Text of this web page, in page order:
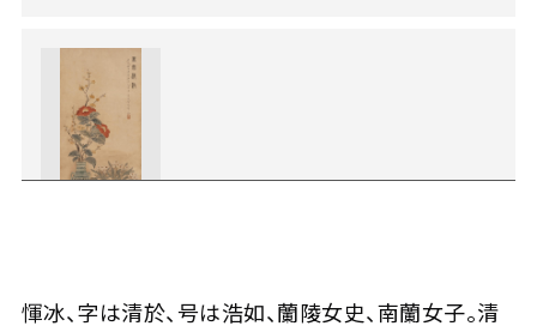
惲冰、字は清於、号は浩如、蘭陵女史、南蘭女子。清
惲冰 蕭齋清供